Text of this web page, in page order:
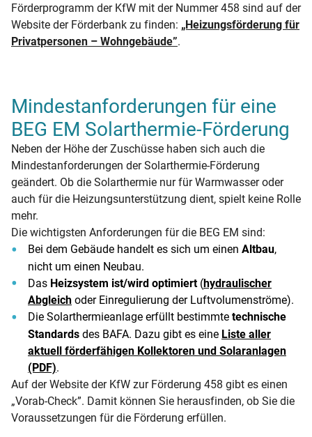
Förderprogramm der KfW mit der Nummer 458 sind auf der
Website der Förderbank zu finden: „Heizungsförderung für
Privatpersonen – Wohngebäude”.
Mindestanforderungen für eine
BEG EM Solarthermie-Förderung
Neben der Höhe der Zuschüsse haben sich auch die
Mindestanforderungen der Solarthermie-Förderung
geändert. Ob die Solarthermie nur für Warmwasser oder
auch für die Heizungsunterstützung dient, spielt keine Rolle
mehr.
Die wichtigsten Anforderungen für die BEG EM sind:
Bei dem Gebäude handelt es sich um einen Altbau,
nicht um einen Neubau.
Das Heizsystem ist/wird optimiert (hydraulischer
Abgleich oder Einregulierung der Luftvolumenströme).
Die Solarthermieanlage erfüllt bestimmte technische
Standards des BAFA. Dazu gibt es eine Liste aller
aktuell förderfähigen Kollektoren und Solaranlagen
(PDF).
Auf der Website der KfW zur Förderung 458 gibt es einen
„Vorab-Check”. Damit können Sie herausfinden, ob Sie die
Voraussetzungen für die Förderung erfüllen.